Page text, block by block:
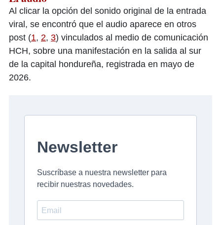
Al clicar la opción del sonido original de la entrada
viral, se encontró que el audio aparece en otros
post (1, 2, 3) vinculados al medio de comunicación
HCH, sobre una manifestación en la salida al sur
de la capital hondureña, registrada en mayo de
2026.